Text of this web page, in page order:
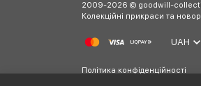
2009-2026 © goodwill-
Колекційні прикраси та
UAH
Політика конфіденційності